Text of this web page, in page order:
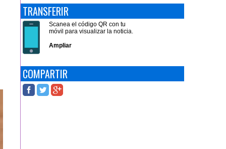
TRANSFERIR
Scanea el código QR con tu
móvil para visualizar la noticia.
Ampliar
COMPARTIR